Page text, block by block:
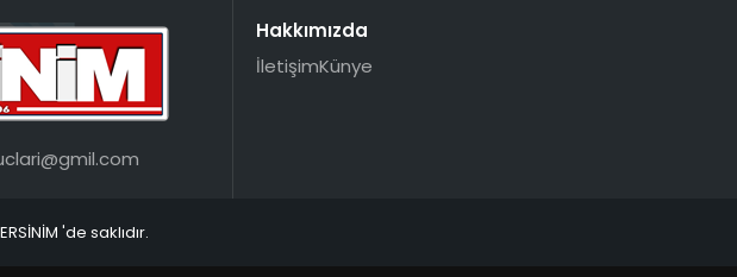
Hakkımızda
İletişimKünye
'de saklıdır.